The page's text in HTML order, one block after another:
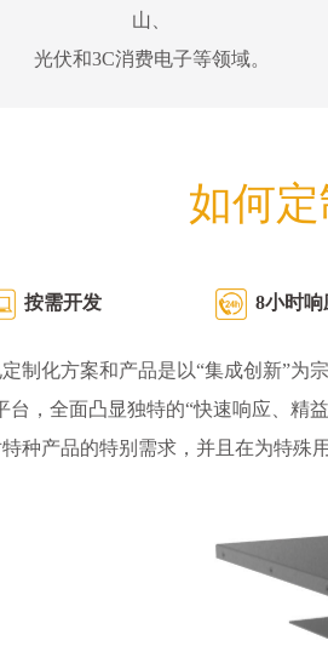
山、
光伏和3C消费电子等领域。
如何
按需开发 8小时响
制化方案和产品是以“集成创新”为
台，全面凸显独特的“快速响应、精
种产品的特别需求，并且在为特殊